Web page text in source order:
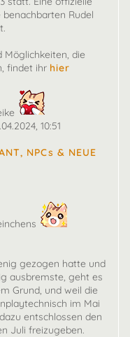
Rudel
Möglichkeiten, die
findet ihr hier
10:51
NPCs & NEUE
gezogen hatte und
ausbremste, geht es
Grund, und weil die
im Mai
entschlossen den
Juli freizugeben.